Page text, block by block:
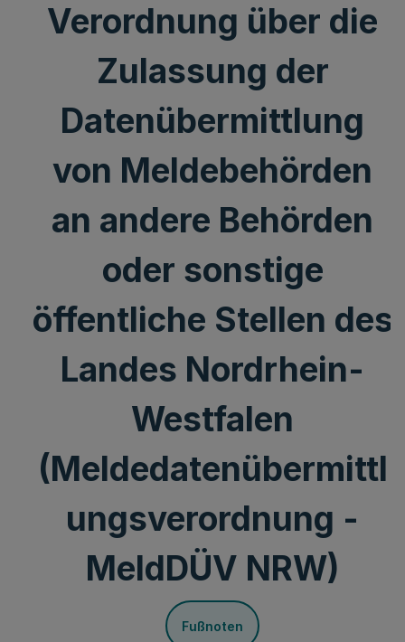
Verordnung über die
Zulassung der
Datenübermittlung
von Meldebehörden
an andere Behörden
oder sonstige
öffentliche Stellen des
Landes Nordrhein-
Westfalen
(Meldedatenübermittl
ungsverordnung -
MeldDÜV NRW)
Fußnoten